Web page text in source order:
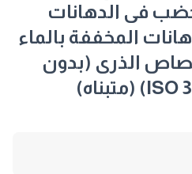
فى الدهانات
المخففة بالماء
الذرى (بدون